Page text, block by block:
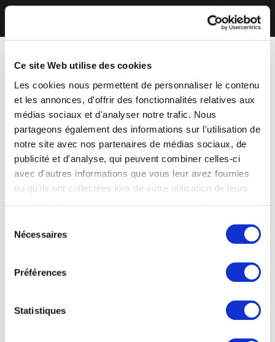
Ce site Web utilise des cookies
Les cookies nous permettent de personnaliser le contenu
et les annonces, d'offrir des fonctionnalités relatives aux
médias sociaux et d'analyser notre trafic. Nous
partageons également des informations sur l'utilisation de
notre site avec nos partenaires de médias sociaux, de
publicité et d'analyse, qui peuvent combiner celles-ci
avec d'autres informations que vous leur avez fournies
ou qu'ils ont collectées lors de votre utilisation de leurs
Nécessaires
Préférences
Statistiques